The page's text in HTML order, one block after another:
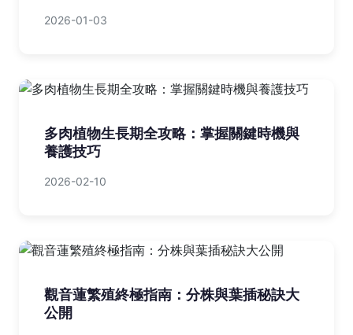
2026-01-03
多肉植物生長期全攻略：掌握關鍵時機與
養護技巧
2026-02-10
觀音蓮繁殖終極指南：分株與葉插秘訣大
公開